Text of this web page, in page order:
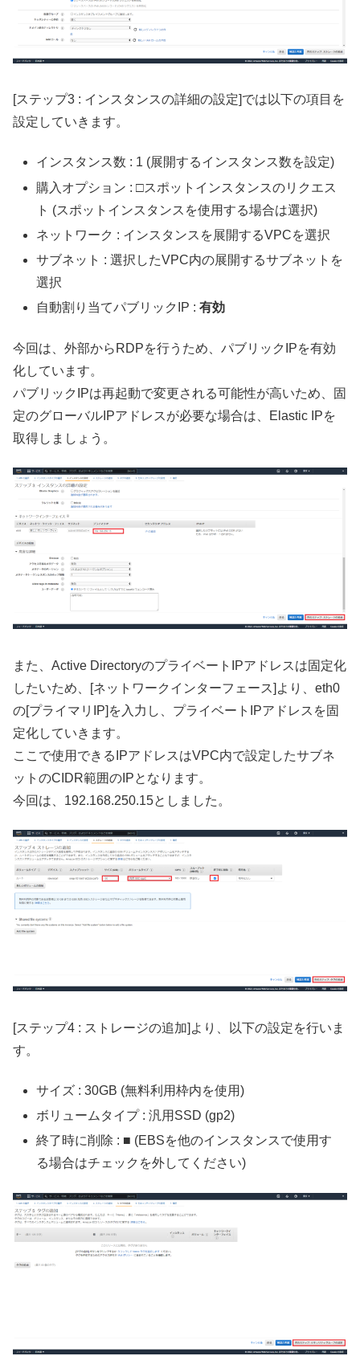
[ステップ3 : インスタンスの詳細の設定]では以下の項目を
設定していきます。
インスタンス数 : 1 (展開するインスタンス数を設定)
購入オプション : □スポットインスタンスのリクエス
ト (スポットインスタンスを使用する場合は選択)
ネットワーク : インスタンスを展開するVPCを選択
サブネット : 選択したVPC内の展開するサブネットを
選択
自動割り当てパブリックIP :有効
今回は、外部からRDPを行うため、パブリックIPを有効
化しています。
パブリックIPは再起動で変更される可能性が高いため、固
定のグローバルIPアドレスが必要な場合は、Elastic IPを
取得しましょう。
また、Active DirectoryのプライベートIPアドレスは固定化
したいため、[ネットワークインターフェース]より、eth0
の[プライマリIP]を入力し、プライベートIPアドレスを固
定化していきます。
ここで使用できるIPアドレスはVPC内で設定したサブネ
ットのCIDR範囲のIPとなります。
今回は、192.168.250.15としました。
[ステップ4 : ストレージの追加]より、以下の設定を行いま
す。
サイズ : 30GB (無料利用枠内を使用)
ボリュームタイプ : 汎用SSD (gp2)
終了時に削除 : ■ (EBSを他のインスタンスで使用す
る場合はチェックを外してください)